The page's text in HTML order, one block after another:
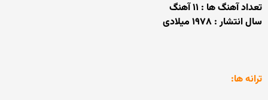
تعداد آهنگ ها : ۱۱ آهنگ
سال انتشار : ۱۹۷۸ میلادی
ترانه ها: